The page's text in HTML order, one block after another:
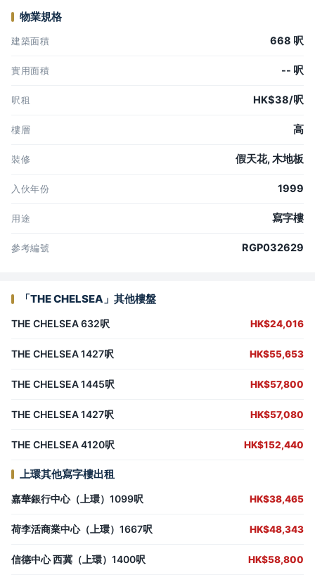
物業規格
建築面積 668 呎
實用面積 -- 呎
呎租 HK$38/呎
樓層 高
裝修 假天花, 木地板
入伙年份 1999
用途 寫字樓
參考編號 RGP032629
「THE CHELSEA」其他樓盤
THE CHELSEA 632呎 HK$24,016
THE CHELSEA 1427呎 HK$55,653
THE CHELSEA 1445呎 HK$57,800
THE CHELSEA 1427呎 HK$57,080
THE CHELSEA 4120呎 HK$152,440
上環其他寫字樓出租
嘉華銀行中心（上環）1099呎 HK$38,465
荷李活商業中心（上環）1667呎 HK$48,343
信德中心 西冀（上環）1400呎 HK$58,800